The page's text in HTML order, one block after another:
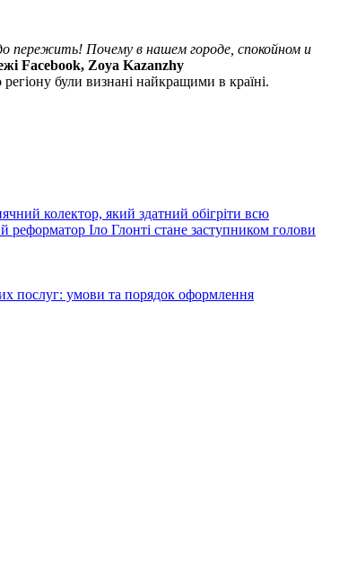
пережить! Почему в нашем городе, спокойном и
Facebook, Zoya Kazanzhy
були визнані найкращими в країні.
колектор, який здатний обігріти всю
реформатор Іло Глонті стане заступником голови
послуг: умови та порядок оформлення